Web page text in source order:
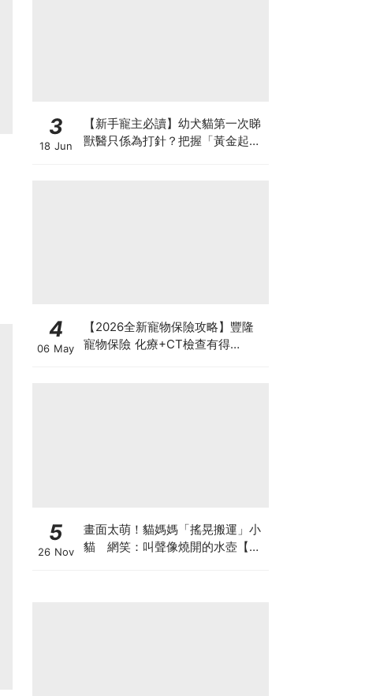
3
18 Jun
【新手寵主必讀】幼犬貓第一次睇
獸醫只係為打針？把握「黃金起跑
4
06 May
【2026全新寵物保險攻略】豐隆
寵物保險 化療+CT檢查有得
5
26 Nov
畫面太萌！貓媽媽「搖晃搬運」小
貓 網笑：叫聲像燒開的水壺【有